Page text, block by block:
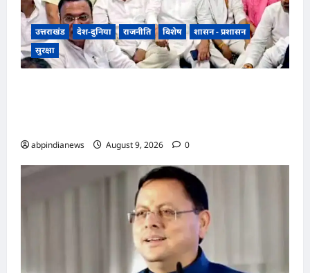
उत्तराखंड देश-दुनिया राजनीति विशेष
शासन - प्रशासन
सुरक्षा
abpindianews August 9, 2026 0